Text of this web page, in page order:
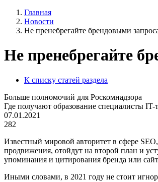
Главная
Новости
Не пренебрегайте брендовыми
Не пренебрегайте
К списку статей раздела
Больше полномочий для Роскомнадзора
Где получают образование специалисты
07.01.2021
282
Известный мировой авторитет в сфере
продвижения, отойдут на второй план и
упоминания и цитирования бренда или
Иными словами, в 2021 году не стоит